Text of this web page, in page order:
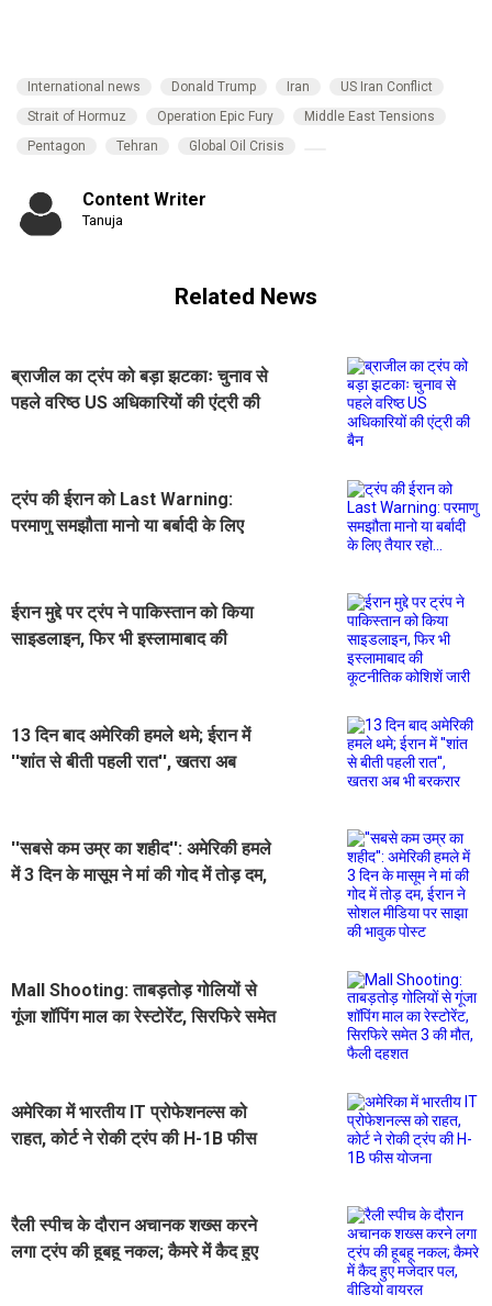
International news Donald Trump Iran
US Iran Conflict
Strait of Hormuz
Operation Epic Fury
Middle East Tensions
Pentagon
Tehran Global Oil Crisis
Content Writer
Tanuja
Related News
ब्राजील का ट्रंप को बड़ा झटकाः चुनाव से
पहले वरिष्ठ US अधिकारियों की एंट्री की
ट्रंप की ईरान को Last Warning:
परमाणु समझौता मानो या बर्बादी के लिए
ईरान मुद्दे पर ट्रंप ने पाकिस्तान को किया
साइडलाइन, फिर भी इस्लामाबाद की
13 दिन बाद अमेरिकी हमले थमे; ईरान में
''शांत से बीती पहली रात'', खतरा अब
''सबसे कम उम्र का शहीद'': अमेरिकी हमले
में 3 दिन के मासूम ने मां की गोद में तोड़ दम,
Mall Shooting: ताबड़तोड़ गोलियों से
गूंजा शॉपिंग माल का रेस्टोरेंट, सिरफिरे समेत
अमेरिका में भारतीय IT प्रोफेशनल्स को
राहत, कोर्ट ने रोकी ट्रंप की H-1B फीस
रैली स्पीच के दौरान अचानक शख्स करने
लगा ट्रंप की हूबहू नकल; कैमरे में कैद हुए